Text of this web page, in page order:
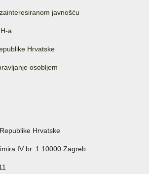
javnošću
a
Hrvatske
osobljem
Hrvatske
IV br. 1 10000 Zagreb